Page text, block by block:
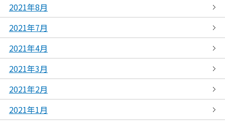
2021年8月
2021年7月
2021年4月
2021年3月
2021年2月
2021年1月